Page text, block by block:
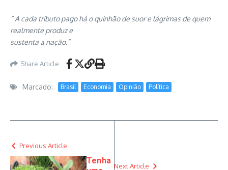
“ A cada tributo pago há o quinhão de suor e lágrimas de quem
realmente produz e
sustenta a nação.”
Share Article
Marcado: Brasil Economia Opinião Política
Previous Article
Tenha
Next Article